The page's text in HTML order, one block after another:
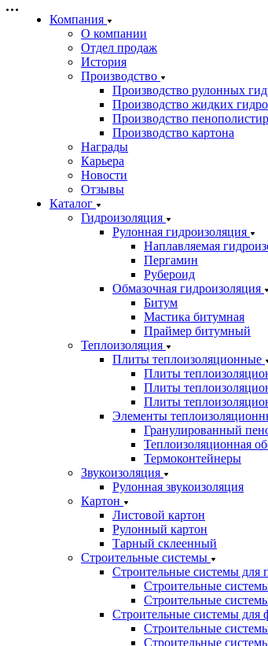
Компания
О компании
Отдел продаж
История
Производство
Производство рулонных
Производство жидких
Производство
Производство картона
Награды
Карьера
Новости
Отзывы
Каталог
Гидроизоляция
Рулонная гидроизоляция
Наплавляемая
Пергамин
Рубероид
Обмазочная гидроизоляция
Битум
Мастика битумная
Праймер битумный
Теплоизоляция
Плиты теплоизоляционные
Плиты
Плиты
Плиты
Элементы
Гранулированный
Теплоизоляционная
Термоконтейнеры
Звукоизоляция
Рулонная звукоизоляция
Картон
Листовой картон
Рулонный картон
Тарный склеенный
Строительные системы
Строительные системы для
Строительные
Строительные
Строительные системы для
Строительные
Строительные